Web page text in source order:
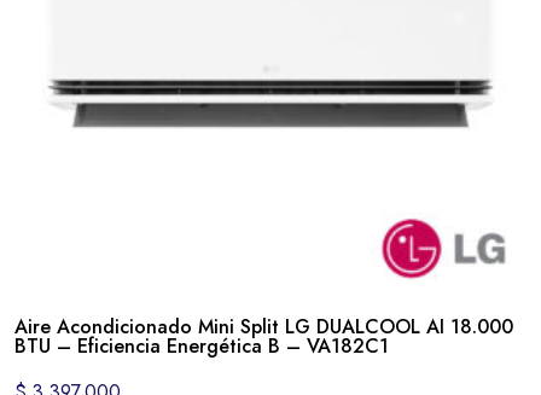
Aire Acondicionado Mini Split LG DUALCOOL AI 18.000
BTU – Eficiencia Energética B – VA182C1